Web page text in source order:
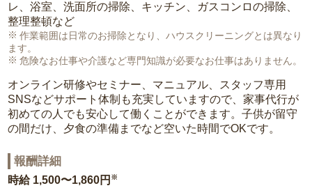
レ、浴室、洗面所の掃除、キッチン、ガスコンロの掃除、
整理整頓など
作業範囲は日常のお掃除となり、ハウスクリーニングとは異なり
ます。
危険なお仕事や介護など専門知識が必要なお仕事はありません。
オンライン研修やセミナー、マニュアル、スタッフ専用
SNSなどサポート体制も充実していますので、家事代行が
初めての人でも安心して働くことができます。子供が留守
の間だけ、夕食の準備までなど空いた時間でOKです。
報酬詳細
時給 1,500〜1,860円 ※